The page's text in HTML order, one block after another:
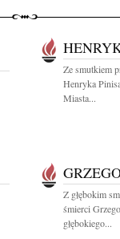
Ze smutkiem
Henryka
Miasta...
Z głębokim
śmierci
głębokiego...